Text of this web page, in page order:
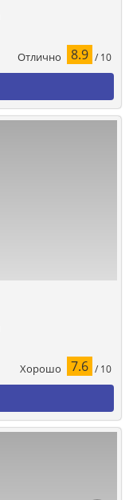
Отлично 8.9 / 10
Хорошо 7.6 / 10